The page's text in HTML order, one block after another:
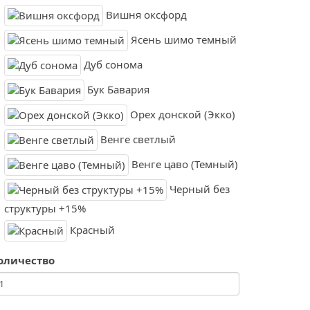
Вишня оксфорд
Ясень шимо темный
Дуб сонома
Бук Бавария
Орех донской (Экко)
Венге светлый
Венге цаво (Темный)
Черный без
структуры +15%
Красный